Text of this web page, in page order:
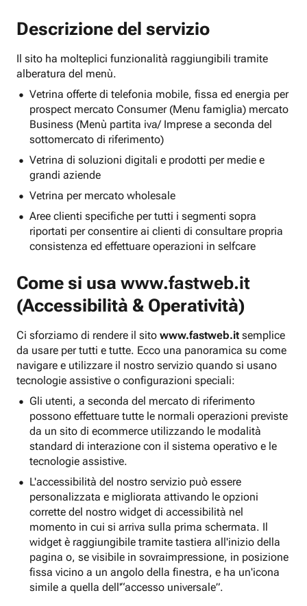
Descrizione del servizio
Il sito ha molteplici funzionalità raggiungibili tramite
alberatura del menù.
Vetrina offerte di telefonia mobile, fissa ed energia per
prospect mercato Consumer (Menu famiglia) mercato
Business (Menù partita iva/ Imprese a seconda del
sottomercato di riferimento)
Vetrina di soluzioni digitali e prodotti per medie e
grandi aziende
Vetrina per mercato wholesale
Aree clienti specifiche per tutti i segmenti sopra
riportati per consentire ai clienti di consultare propria
consistenza ed effettuare operazioni in selfcare
Come si usa www.fastweb.it
(Accessibilità & Operatività)
Ci sforziamo di rendere il sito www.fastweb.it semplice
da usare per tutti e tutte. Ecco una panoramica su come
navigare e utilizzare il nostro servizio quando si usano
tecnologie assistive o configurazioni speciali:
Gli utenti, a seconda del mercato di riferimento
possono effettuare tutte le normali operazioni previste
da un sito di ecommerce utilizzando le modalità
standard di interazione con il sistema operativo e le
tecnologie assistive.
L'accessibilità del nostro servizio può essere
personalizzata e migliorata attivando le opzioni
corrette del nostro widget di accessibilità nel
momento in cui si arriva sulla prima schermata. Il
widget è raggiungibile tramite tastiera all'inizio della
pagina o, se visibile in sovraimpressione, in posizione
fissa vicino a un angolo della finestra, e ha un'icona
simile a quella dell'“accesso universale”.